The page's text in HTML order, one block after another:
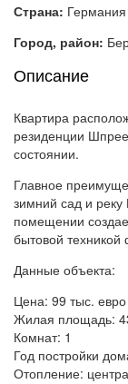
Страна: Германия
Город, район:
Описание
Квартира
резиденции
состоянии.
Главное
зимний сад и
помещении
бытовой
Данные объекта:
Цена: 99 тыс. евро
Жилая площадь:
Комнат: 1
Год постройки
Отопление: